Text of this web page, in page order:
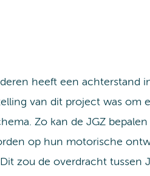
heeft een achterstand
van dit project was om
Zo kan de JGZ
op hun motorische
zou de overdracht tussen